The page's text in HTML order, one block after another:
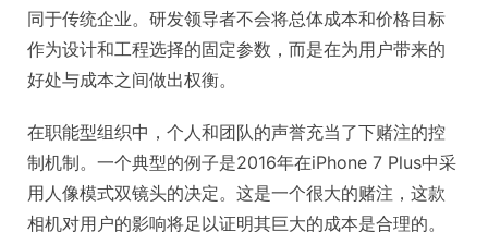
同于传统企业。研发领导者不会将总体成本和价格目标
作为设计和工程选择的固定参数，而是在为用户带来的
好处与成本之间做出权衡。
在职能型组织中，个人和团队的声誉充当了下赌注的控
制机制。一个典型的例子是2016年在iPhone 7 Plus中采
用人像模式双镜头的决定。这是一个很大的赌注，这款
相机对用户的影响将足以证明其巨大的成本是合理的。